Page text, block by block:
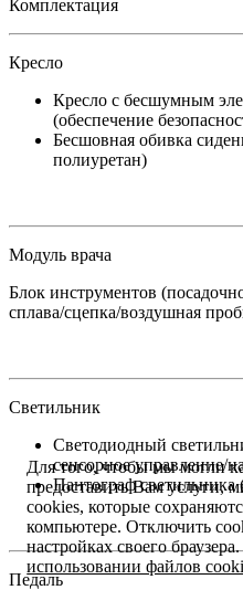
Комплектация
Кресло
Кресло с бесшумным
(обеспечение
Бесшовная обивка
полиуретан)
Модуль врача
Блок инструментов
сплава/сцепка/воздушная
Светильник
Светодиодный
сенсорное управление/
Пантограф
Педаль
Для того, чтобы мы могли
предоставить Вам услуги,
cookies, которые
компьютере. Отключить
настройках своего
использовании файлов